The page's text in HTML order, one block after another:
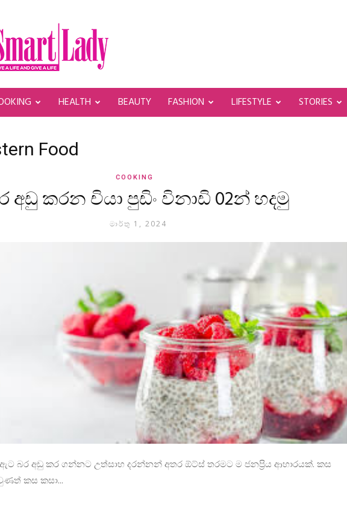
HEALTH BEAUTY FASHION LIFESTYLE STORIES
Food
COOKING
අඩු කරන චියා පුඩිං විනාඩි 02න් හදමු
මාර්තු 1, 2024
ඇට බර අඩු කර ගන්නට උත්සාහ දරන්නන් අතර ඕට්ස් තරමට ම ජනප්‍රිය ආහාරයක්. කස
කස කසා...